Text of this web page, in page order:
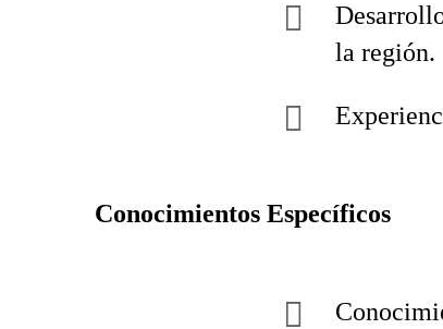
la región.
Conocimientos Específicos